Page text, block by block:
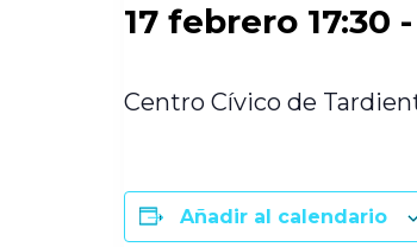
17 febrero 17:30 -
Centro Cívico de
Añadir al calendario